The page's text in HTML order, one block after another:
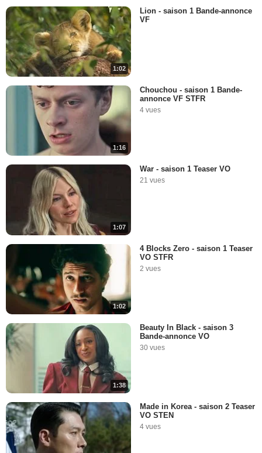
1:02
Lion - saison 1 Bande-annonce
VF
1:16
Chouchou - saison 1 Bande-
annonce VF STFR
4 vues
1:07
War - saison 1 Teaser VO
21 vues
1:02
4 Blocks Zero - saison 1 Teaser
VO STFR
2 vues
1:38
Beauty In Black - saison 3
Bande-annonce VO
30 vues
Made in Korea - saison 2 Teaser
VO STEN
4 vues